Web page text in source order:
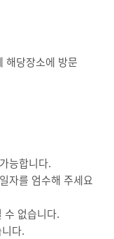
해당장소에 방문
능합니다.
자를 엄수해 주세요
수 없습니다.
다.